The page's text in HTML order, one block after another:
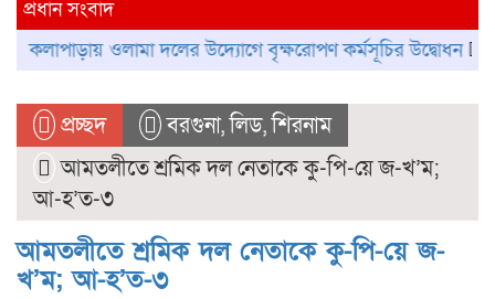
প্রধান সংবাদ
ওলামা দলের উদ্যোগে বৃক্ষরোপণ কর্মসূচির উদ্বোধন
প্রচ্ছদ বরগুনা,লিড,শিরনাম
আমতলীতে শ্রমিক দল নেতাকে কু-পি-য়ে জ-খ’ম;
আ-হ’ত-৩
আমতলীতে শ্রমিক দল নেতাকে কু-পি-য়ে জ-
খ’ম; আ-হ’ত-৩